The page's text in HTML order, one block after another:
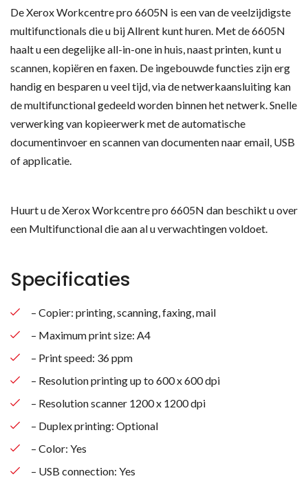
De Xerox Workcentre pro 6605N is een van de veelzijdigste
multifunctionals die u bij Allrent kunt huren. Met de 6605N
haalt u een degelijke all-in-one in huis, naast printen, kunt u
scannen, kopiëren en faxen. De ingebouwde functies zijn erg
handig en besparen u veel tijd, via de netwerkaansluiting kan
de multifunctional gedeeld worden binnen het netwerk. Snelle
verwerking van kopieerwerk met de automatische
documentinvoer en scannen van documenten naar email, USB
of applicatie.
Huurt u de Xerox Workcentre pro 6605N dan beschikt u over
een Multifunctional die aan al u verwachtingen voldoet.
Specificaties
– Copier: printing, scanning, faxing, mail
– Maximum print size: A4
– Print speed: 36 ppm
– Resolution printing up to 600 x 600 dpi
– Resolution scanner 1200 x 1200 dpi
– Duplex printing: Optional
– Color: Yes
– USB connection: Yes